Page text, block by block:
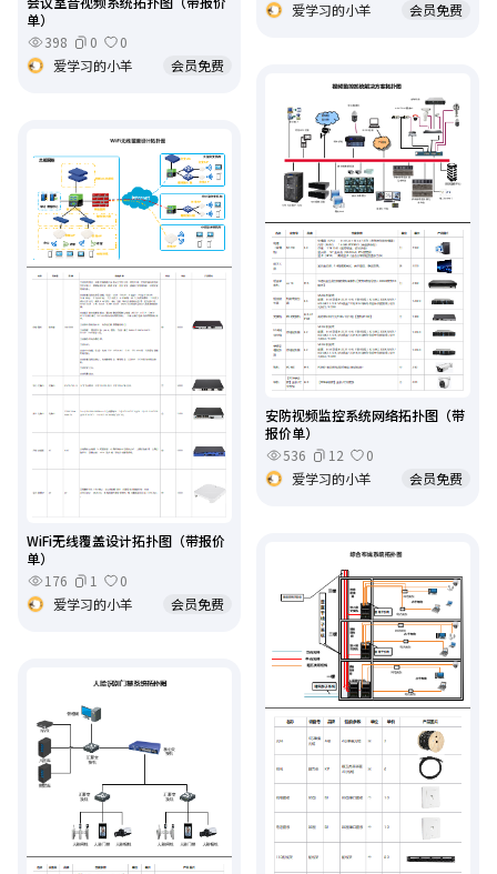
单）
398
0
0
爱学习的小羊
会员免费
爱学习的小羊
会员免费
安防视频监控系统网络拓扑图（带
报价单）
536
12
0
爱学习的小羊
会员免费
WiFi无线覆盖设计拓扑图（带报价
单）
176
1
0
爱学习的小羊
会员免费